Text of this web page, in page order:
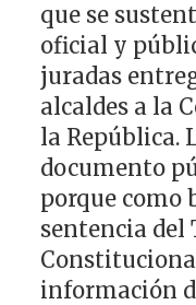
que se
oficial y
juradas
alcaldes a la
la República.
documento
porque como
sentencia del
información